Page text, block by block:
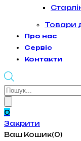
Товари
Про нас
Сервіс
Контакти
Products
0
Закрити
Ваш Кошик(0)